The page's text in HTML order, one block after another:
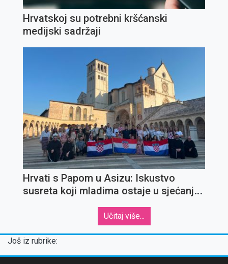
Hrvatskoj su potrebni kršćanski
medijski sadržaji
Hrvati s Papom u Asizu: Iskustvo
susreta koji mladima ostaje u sjećanju
Učitaj više...
Još iz rubrike: